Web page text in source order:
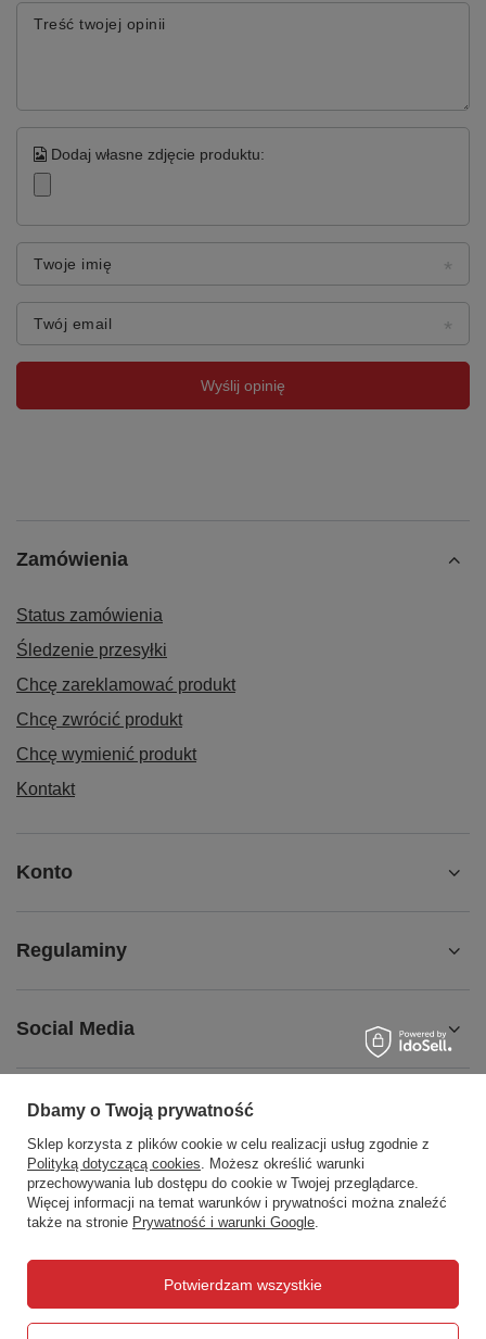
Treść twojej opinii
Dodaj własne zdjęcie produktu:
Twoje imię
Twój email
Wyślij opinię
Zamówienia
Status zamówienia
Śledzenie przesyłki
Chcę zareklamować produkt
Chcę zwrócić produkt
Chcę wymienić produkt
Kontakt
Konto
Regulaminy
Social Media
508372615 biuro@centrumwarsztatowe.pl
CentrumWarsztatowe.pl,Hetmańska 25 ,15-727 Białystok
Dbamy o Twoją prywatność
Sklep korzysta z plików cookie w celu realizacji usług zgodnie z
Polityką dotyczącą cookies. Możesz określić warunki
przechowywania lub dostępu do cookie w Twojej przeglądarce.
Więcej informacji na temat warunków i prywatności można znaleźć
także na stronie Prywatność i warunki Google.
Potwierdzam wszystkie